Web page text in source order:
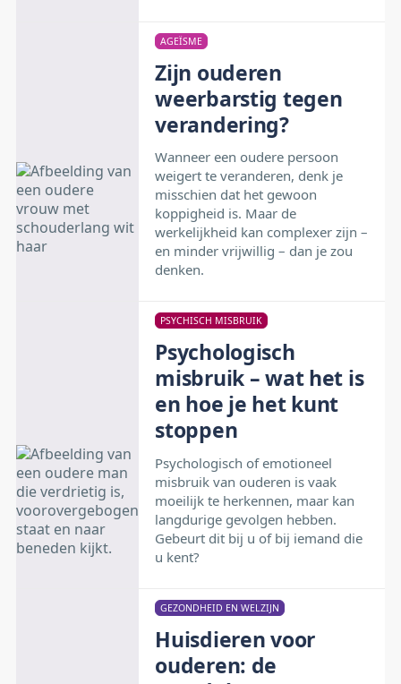
AGEÏSME
Zijn ouderen
weerbarstig tegen
verandering?
Wanneer een oudere persoon
weigert te veranderen, denk je
misschien dat het gewoon
koppigheid is. Maar de
werkelijkheid kan complexer zijn –
en minder vrijwillig – dan je zou
denken.
PSYCHISCH MISBRUIK
Psychologisch
misbruik – wat het is
en hoe je het kunt
stoppen
Psychologisch of emotioneel
misbruik van ouderen is vaak
moeilijk te herkennen, maar kan
langdurige gevolgen hebben.
Gebeurt dit bij u of bij iemand die
u kent?
GEZONDHEID EN WELZIJN
Huisdieren voor
ouderen: de